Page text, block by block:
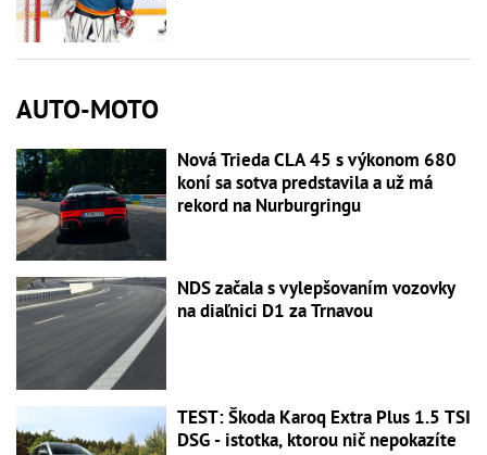
AUTO-MOTO
Nová Trieda CLA 45 s výkonom 680
koní sa sotva predstavila a už má
rekord na Nurburgringu
NDS začala s vylepšovaním vozovky
na diaľnici D1 za Trnavou
TEST: Škoda Karoq Extra Plus 1.5 TSI
DSG - istotka, ktorou nič nepokazíte